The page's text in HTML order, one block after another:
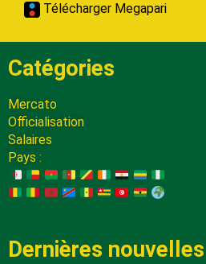
Télécharger Megapari
Catégories
Mercato
Officialisation
Salaires
Pays :
Dernières nouvelles